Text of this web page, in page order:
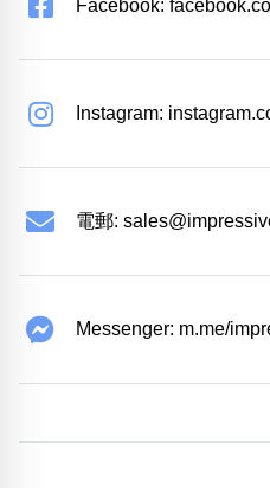
Facebook:
Instagram:
電郵:
Messenger: m.me/